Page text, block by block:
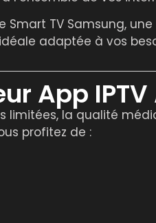
TV Samsung, une
adaptée à vos
App
limitées, la qualité
profitez de :